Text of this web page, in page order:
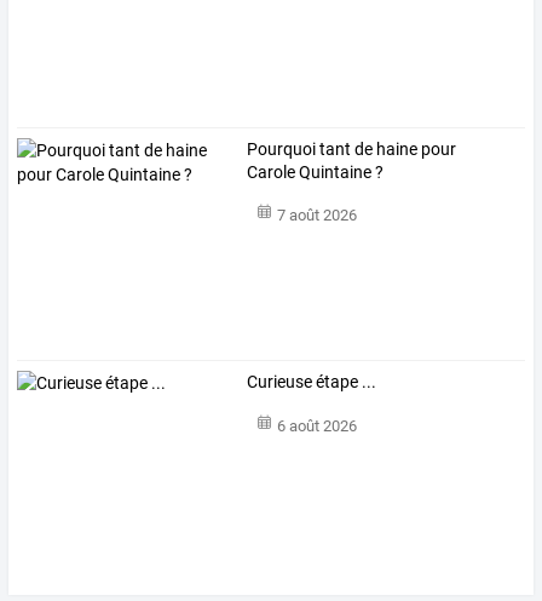
Pourquoi tant de haine pour
Carole Quintaine ?
7 août 2026
Curieuse étape ...
6 août 2026